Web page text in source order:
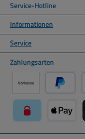
Service-Hotline
Informationen
Service
Zahlungsarten
Vorkasse